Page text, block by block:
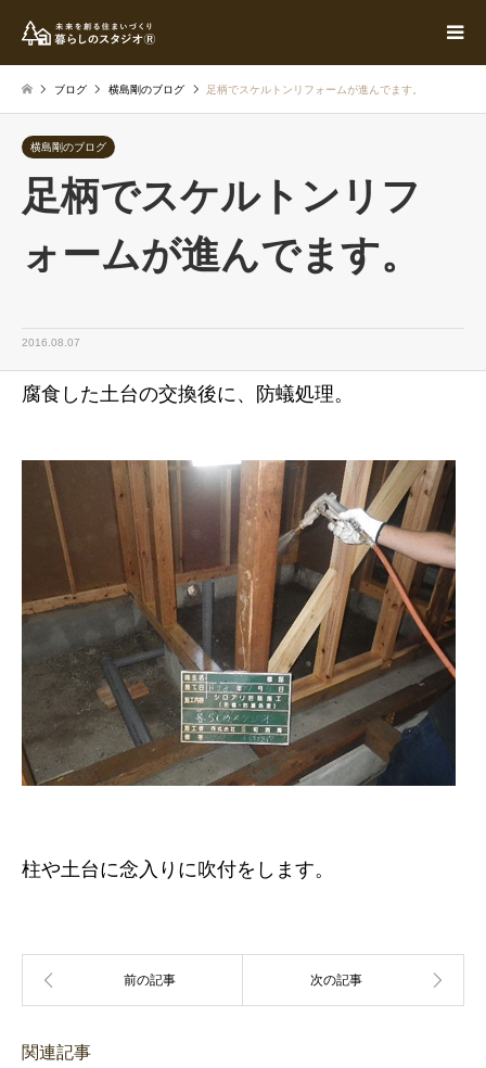
ブログ 横島剛のブログ 足柄でスケルトンリフォームが進んでます。
横島剛のブログ
足柄でスケルトンリフ
ォームが進んでます。
2016.08.07
腐食した土台の交換後に、防蟻処理。
柱や土台に念入りに吹付をします。
関連記事